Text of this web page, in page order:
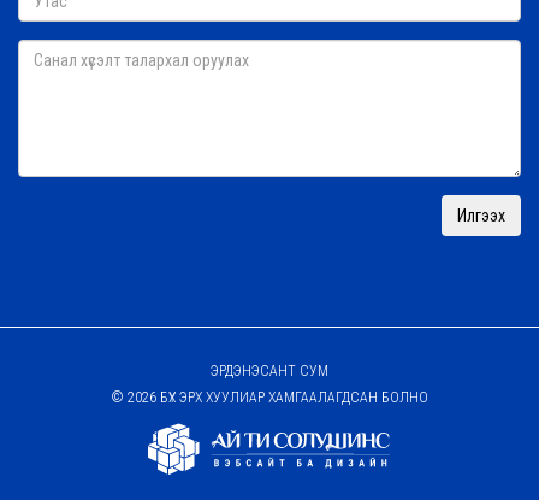
ЭРДЭНЭСАНТ СУМ
© 2026 БҮХ ЭРХ ХУУЛИАР ХАМГААЛАГДСАН БОЛНО